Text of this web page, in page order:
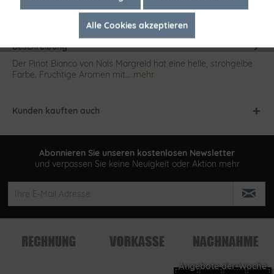
Beschreibung
Der Pinot Bianco von Nals Margreid hat eine helle, strohgelbe
Farbe. Fruchtige Aromen mit... mehr
Kunden kauften auch
Abonnieren Sie unseren kostenlosen Newsletter
und verpassen Sie keine Neuigkeit oder Aktion mehr
Alle Cookies akzeptieren